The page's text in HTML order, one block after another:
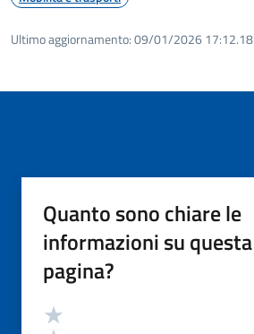
Ultimo aggiornamento:09/01/2026 17:12.18
Quanto sono chiare le
informazioni su questa
pagina?
Valutazione